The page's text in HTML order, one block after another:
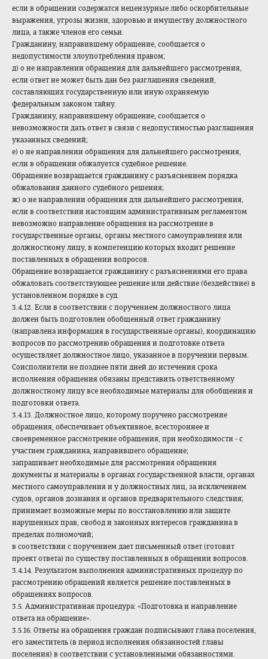
если в обращении содержатся нецензурные либо оскорбительные
выражения, угрозы жизни, здоровью и имуществу должностного
лица, а также членов его семьи.
Гражданину, направившему обращение, сообщается о
недопустимости злоупотребления правом;
д) о не направлении обращения для дальнейшего рассмотрения,
если ответ не может быть дан без разглашения сведений,
составляющих государственную или иную охраняемую
федеральным законом тайну.
Гражданину, направившему обращение, сообщается о
невозможности дать ответ в связи с недопустимостью разглашения
указанных сведений;
е) о не направлении обращения для дальнейшего рассмотрения,
если в обращении обжалуется судебное решение.
Обращение возвращается гражданину с разъяснением порядка
обжалования данного судебного решения;
ж) о не направлении обращения для дальнейшего рассмотрения,
если в соответствии настоящим административным регламентом
невозможно направление обращения на рассмотрение в
государственные органы, органы местного самоуправления или
должностному лицу, в компетенцию которых входит решение
поставленных в обращении вопросов.
Обращение возвращается гражданину с разъяснениями его права
обжаловать соответствующее решение или действие (бездействие) в
установленном порядке в суд.
3.4.12. Если в соответствии с поручением должностного лица
должен быть подготовлен обобщенный ответ гражданину
(направлена информация в государственные органы), координацию
вопросов по рассмотрению обращения и подготовке ответа
осуществляет должностное лицо, указанное в поручении первым.
Соисполнители не позднее пяти дней до истечения срока
исполнения обращения обязаны представить ответственному
должностному лицу все необходимые материалы для обобщения и
подготовки ответа.
3.4.13. Должностное лицо, которому поручено рассмотрение
обращения, обеспечивает объективное, всестороннее и
своевременное рассмотрение обращения, при необходимости - с
участием гражданина, направившего обращение;
запрашивает необходимые для рассмотрения обращения
документы и материалы в органах государственной власти, органах
местного самоуправления и у должностных лиц, за исключением
судов, органов дознания и органов предварительного следствия;
принимает возможные меры по восстановлению или защите
нарушенных прав, свобод и законных интересов гражданина в
пределах полномочий;
в соответствии с поручением дает письменный ответ (готовит
проект ответа) по существу поставленных в обращении вопросов.
3.4.14. Результатом выполнения административных процедур по
рассмотрению обращений является решение поставленных в
обращениях вопросов.
3.5. Административная процедура: «Подготовка и направление
ответа на обращение».
3.5.16. Ответы на обращения граждан подписывают глава поселения,
его заместитель (в период исполнения обязанностей главы
поселения) в соответствии с установленными обязанностями.